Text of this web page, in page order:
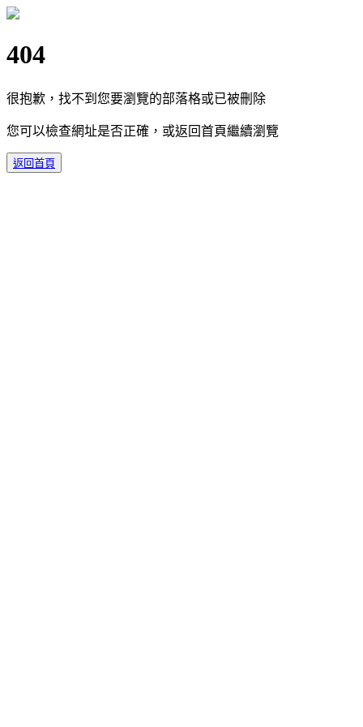
404
很抱歉，找不到您要瀏覽的部落格或已被刪除
您可以檢查網址是否正確，或返回首頁繼續瀏覽
返回首頁